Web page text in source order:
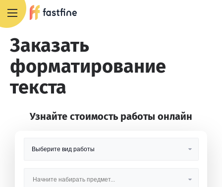
Заказать
форматирование
текста
Узнайте стоимость работы онлайн